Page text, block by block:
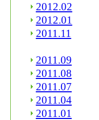
2012.02
2012.01
2011.11
2011.09
2011.08
2011.07
2011.04
2011.01